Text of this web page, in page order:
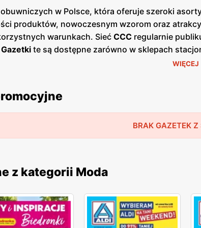
w Polsce, która oferuje szeroki
produktów, nowoczesnym wzorom oraz
warunkach. Sieć CCC regularnie
Gazetki te są dostępne zarówno w sklepach
te pojawiają się zazwyczaj co miesiąc,
które spełniają oczekiwania najbardziej
do szerokiej gamy produktów obuwniczych i
doradztwo i wsparcie na każdym etapie
WIĘCEJ
BRAK GAZETEK Z
z kategorii Moda